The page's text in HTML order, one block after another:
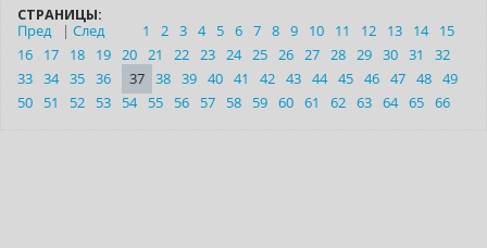
СТРАНИЦЫ:
Пред
| След 1 2 3 4 5 6 7 8 9 10 11 12 13 14
15
16
17 18 19 20 21 22 23 24 25 26 27 28 29 30 31
32
33 34 35 36 37 38 39 40 41 42 43 44 45 46 47 48 49
50
51 52 53 54 55 56 57 58 59 60 61 62 63 64 65 66